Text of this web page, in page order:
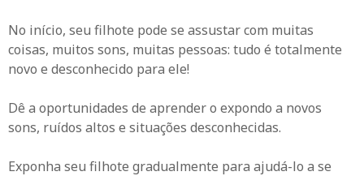
No início, seu filhote pode se assustar com muitas
coisas, muitos sons, muitas pessoas: tudo é totalmente
novo e desconhecido para ele!
Dê a oportunidades de aprender o expondo a novos
sons, ruídos altos e situações desconhecidas.
Exponha seu filhote gradualmente para ajudá-lo a se